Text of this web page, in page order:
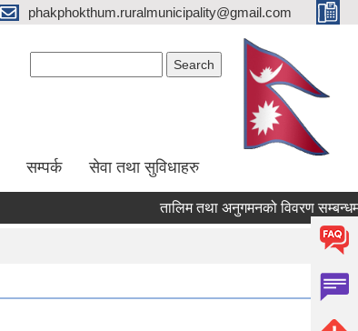
phakphokthum.ruralmunicipality@gmail.com
सम्पर्क सेवा तथा सुविधाहरु
तालिम तथा अनुगमनको विवरण सम्बन्धमा।